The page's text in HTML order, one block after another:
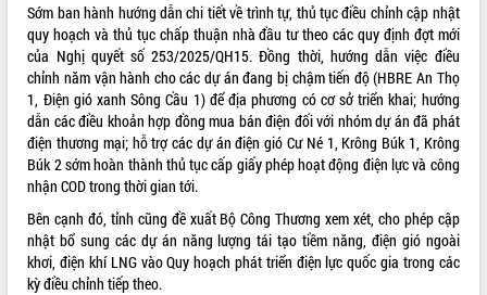
Sớm ban hành hướng dẫn chi tiết về trình tự, thủ tục điều chỉnh cập nhật
quy hoạch và thủ tục chấp thuận nhà đầu tư theo các quy định đợt mới
của Nghị quyết số 253/2025/QH15. Đồng thời, hướng dẫn việc điều
chỉnh năm vận hành cho các dự án đang bị chậm tiến độ (HBRE An Thọ
1, Điện gió xanh Sông Cầu 1) để địa phương có cơ sở triển khai; hướng
dẫn các điều khoản hợp đồng mua bán điện đối với nhóm dự án đã phát
điện thương mại; hỗ trợ các dự án điện gió Cư Né 1, Krông Búk 1, Krông
Búk 2 sớm hoàn thành thủ tục cấp giấy phép hoạt động điện lực và công
nhận COD trong thời gian tới.
Bên cạnh đó, tỉnh cũng đề xuất Bộ Công Thương xem xét, cho phép cập
nhật bổ sung các dự án năng lượng tái tạo tiềm năng, điện gió ngoài
khơi, điện khí LNG vào Quy hoạch phát triển điện lực quốc gia trong các
kỳ điều chỉnh tiếp theo.